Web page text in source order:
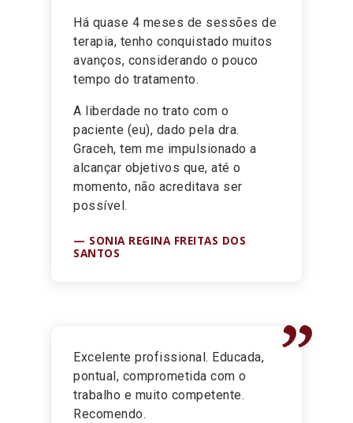
Há quase 4 meses de sessões de
terapia, tenho conquistado muitos
avanços, considerando o pouco
tempo do tratamento.
A liberdade no trato com o
paciente (eu), dado pela dra.
Graceh, tem me impulsionado a
alcançar objetivos que, até o
momento, não acreditava ser
possível.
SONIA REGINA FREITAS DOS
SANTOS
”
Excelente profissional. Educada,
pontual, comprometida com o
trabalho e muito competente.
Recomendo.